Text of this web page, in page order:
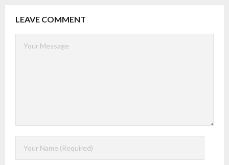
LEAVE COMMENT